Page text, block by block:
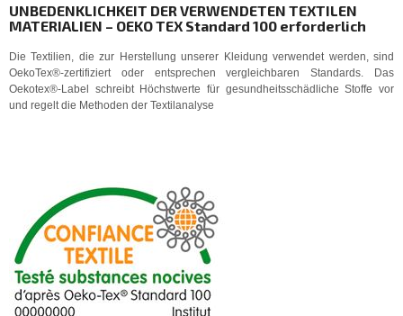
UNBEDENKLICHKEIT DER VERWENDETEN TEXTILEN
MATERIALIEN – OEKO TEX Standard 100 erforderlich
Die Textilien, die zur Herstellung unserer Kleidung verwendet werden, sind
OekoTex®-zertifiziert oder entsprechen vergleichbaren Standards. Das
Oekotex®-Label schreibt Höchstwerte für gesundheitsschädliche Stoffe vor
und regelt die Methoden der Textilanalyse